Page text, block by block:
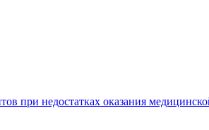
при недостатках оказания